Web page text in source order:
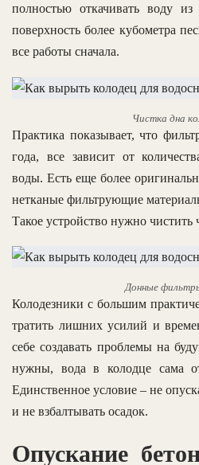
полностью откачивать воду из
поверхность более кубометра
все работы сначала.
Чистка дна
Практика показывает, что
года, все зависит от
воды. Есть еще более
нетканые фильтрующие
Такое устройство нужно чистить
Донные
Колодезники с большим
тратить лишних усилий и
себе создавать проблемы на
нужны, вода в колодце сама
Единственное условие – не
и не взбалтывать осадок.
Опускание